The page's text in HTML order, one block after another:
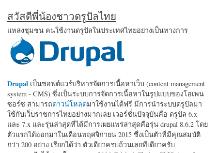
สวัสดีพี่น้องชาวดรูปัลไทย
แหล่งชุมชน คนใช้งานดรูปัลในประเทศไทยอย่างเป็นทางการ
Drupal เป็นซอฟต์แวร์บริหารจัดการเนื้อหาเว็บ (content management
system - CMS) ซึ่งเป็นระบบการจัดการเนื้อหาในรูปแบบของโอเพน
ซอร์ซ สามารถดาวน์โหลดมาใช้งานได้ฟรี มีการนำระบบดรูปัลมา
ใช้กับเว็บราชการไทยอย่างมากเลย เวอร์ชั่นปัจจุบันคือ ดรูปัล 6.x
และ 7.x และรุ่นล่าสุดที่ได้มีการเผยแพร่ล่าสุดคือรุ่น drupal 8.6.2 โดย
ตัวแรกได้ออกมาในเดือนพฤศจิกายน 2015 ซึ่งเป็นตัวที่มีคุณสมบัติ
กว่า 200 อย่าง เรียกได้ว่า ตัวเดียวครบถ้วนเลยทีเดียวครับ